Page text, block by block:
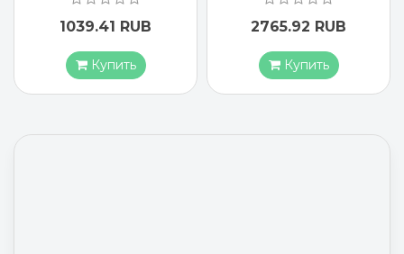
1039.41 RUB
Купить
2765.92 RUB
Купить